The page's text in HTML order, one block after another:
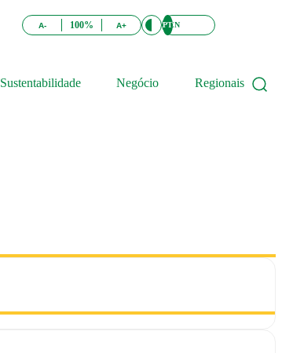
A- 100% A+ PTEN
Sustentabilidade Negócio Regionais